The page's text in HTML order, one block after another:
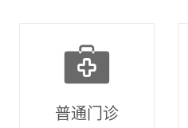
普通门诊